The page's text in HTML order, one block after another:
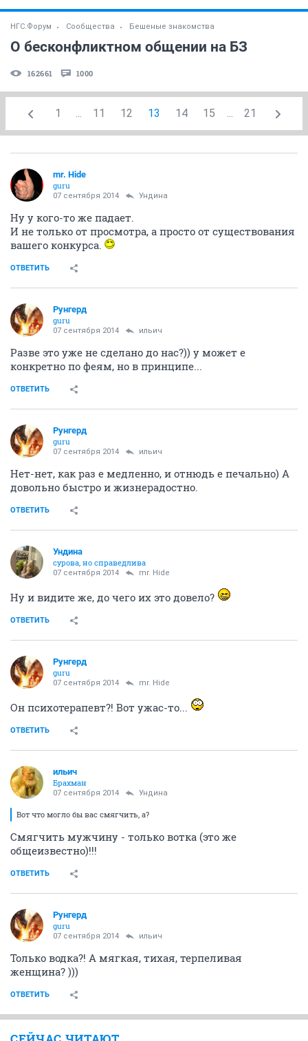
НГС.Форум Сообщества Бешеные знакомства
О бесконфликтном общении на БЗ
162661 1000
1 ... 11 12 13 14 15 ... 21
mr. Hide
guru
07 сентября 2014 Ундинa
Ну у кого-то же падает.
И не только от просмотра, а просто от существования
вашего конкурса.
ОТВЕТИТЬ
Рунгерд
guru
07 сентября 2014 ильич
Разве это уже не сделано до нас?)) у может е
конкретно по феям, но в принципе...
ОТВЕТИТЬ
Рунгерд
guru
07 сентября 2014 ильич
Нет-нет, как раз е медленно, и отнюдь е печально) А
довольно быстро и жизнерадостно.
ОТВЕТИТЬ
Ундинa
сурова, но справедлива
07 сентября 2014 mr. Hide
Ну и видите же, до чего их это довело?
ОТВЕТИТЬ
Рунгерд
guru
07 сентября 2014 mr. Hide
Он психотерапевт?! Вот ужас-то...
ОТВЕТИТЬ
ильич
Брахман
07 сентября 2014 Ундинa
Вот что могло бы вас смягчить, а?
Смягчить мужчину - только вотка (это же
общеизвестно)!!!
ОТВЕТИТЬ
Рунгерд
guru
07 сентября 2014 ильич
Только водка?! А мягкая, тихая, терпеливая
женщина? )))
ОТВЕТИТЬ